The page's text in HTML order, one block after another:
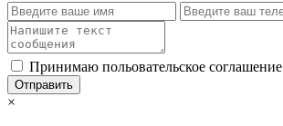
Принимаю польовательское соглашение
Отправить
×